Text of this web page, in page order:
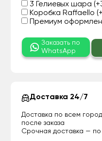
3 Гелиевых шара
Коробка Raffaello
Премиум
Заказать по
WhatsApp
Доставка 24/7
Доставка по всем
после заказа
Срочная доставка —